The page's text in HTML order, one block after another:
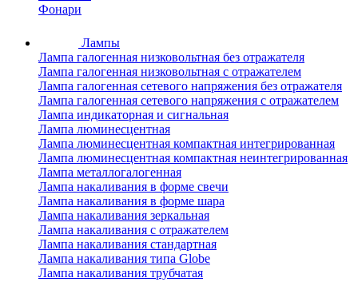
Фонари
Лампы
Лампа галогенная низковольтная без отражателя
Лампа галогенная низковольтная с отражателем
Лампа галогенная сетевого напряжения без отражателя
Лампа галогенная сетевого напряжения с отражателем
Лампа индикаторная и сигнальная
Лампа люминесцентная
Лампа люминесцентная компактная интегрированная
Лампа люминесцентная компактная неинтегрированная
Лампа металлогалогенная
Лампа накаливания в форме свечи
Лампа накаливания в форме шара
Лампа накаливания зеркальная
Лампа накаливания с отражателем
Лампа накаливания стандартная
Лампа накаливания типа Globe
Лампа накаливания трубчатая